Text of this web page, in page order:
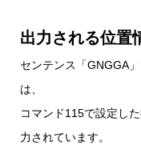
出力される位置
センテンス「GNGGA
は、
コマンド115で設定し
力されています。